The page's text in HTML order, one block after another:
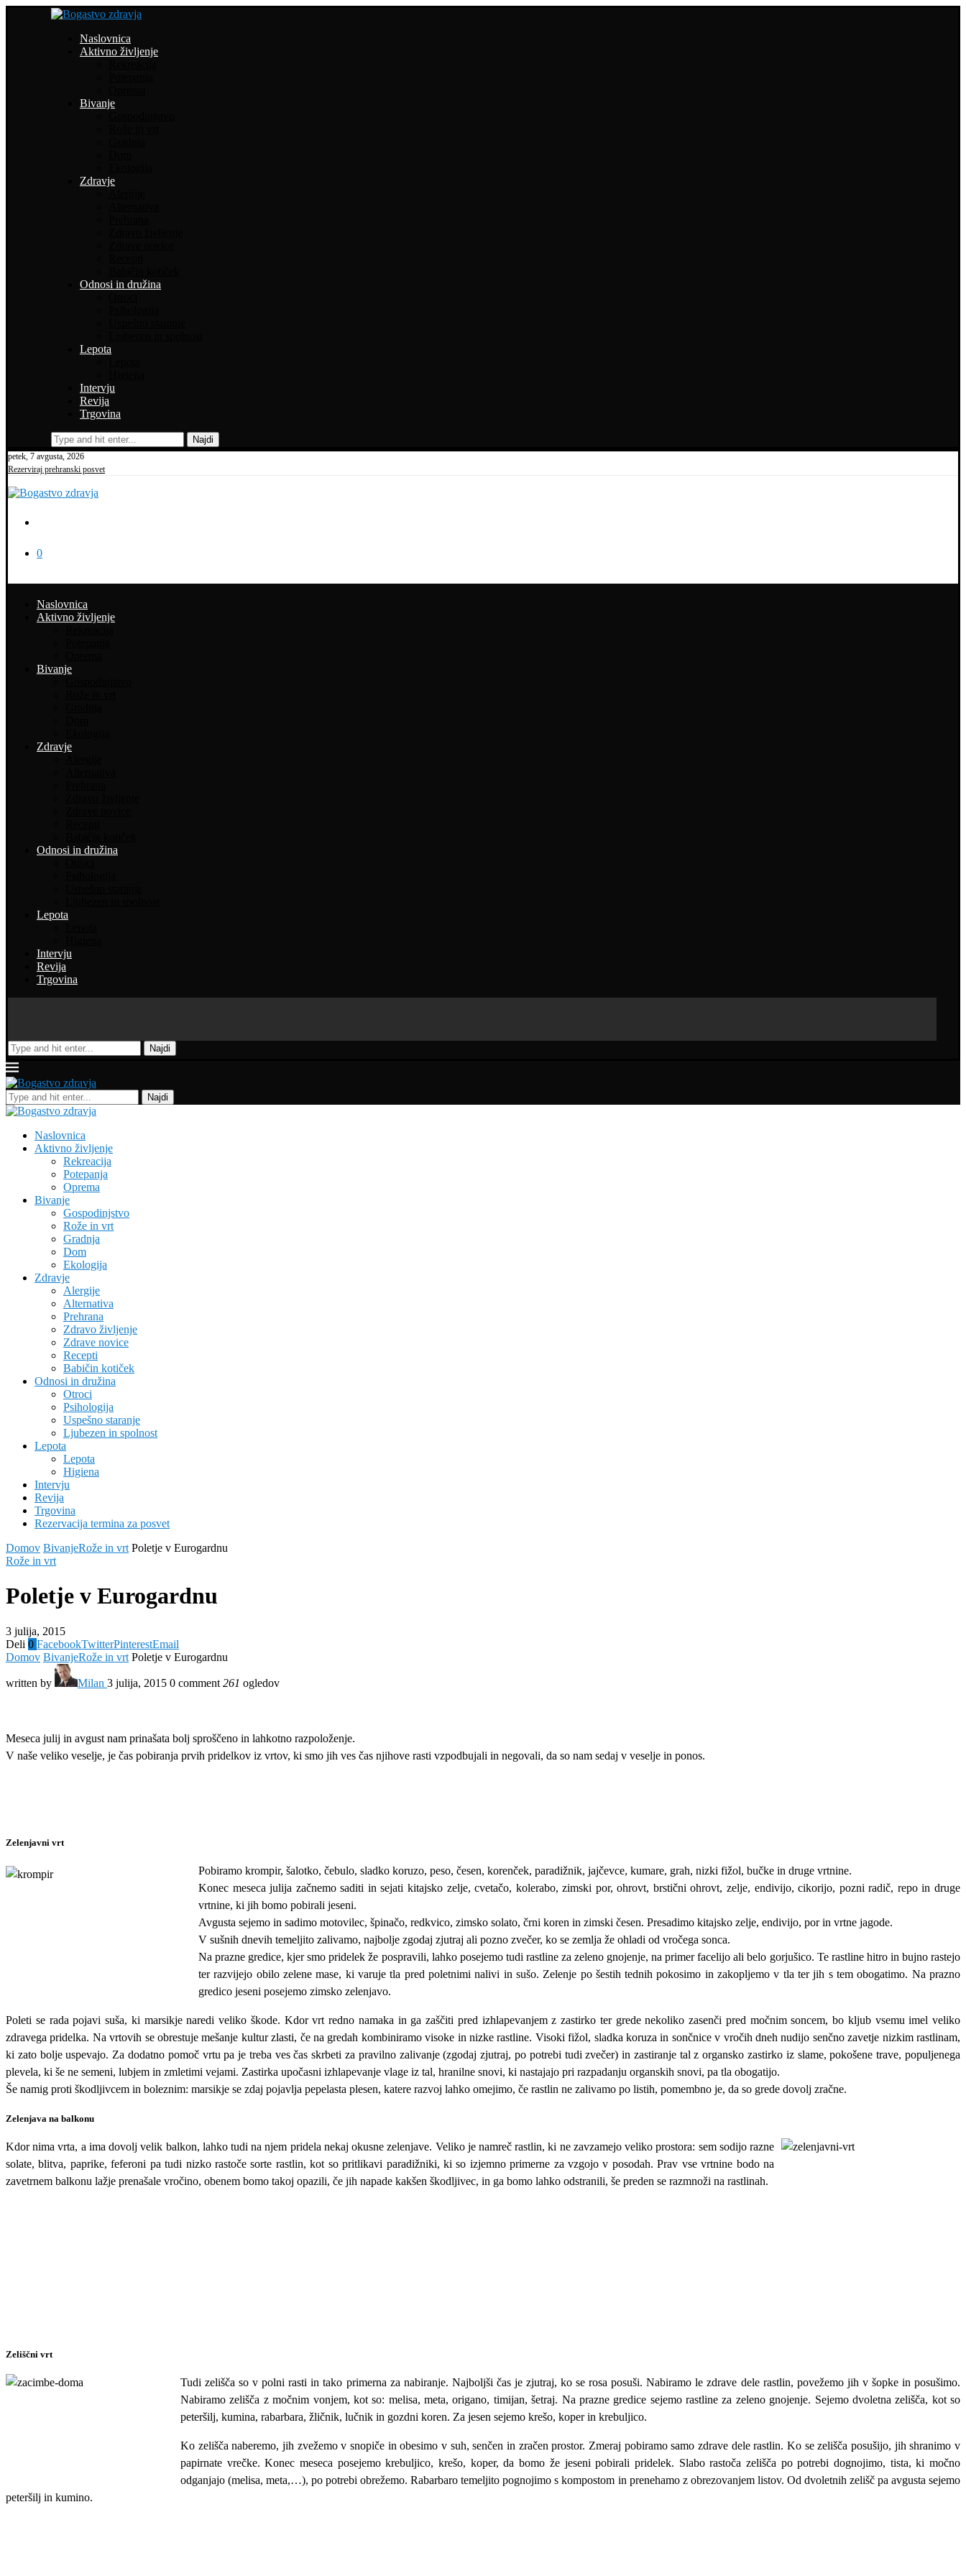
Naslovnica
Aktivno življenje
Bivanje
Zdravje
Odnosi in družina
Lepota
Intervju
Revija
Trgovina
Najdi
petek, 7 avgusta, 2026
Rezerviraj prehranski posvet
0
Naslovnica
Aktivno življenje
Bivanje
Zdravje
Odnosi in družina
Lepota
Intervju
Revija
Trgovina
Najdi
Najdi
Naslovnica
Aktivno življenje
Rekreacija
Potepanja
Oprema
Bivanje
Gospodinjstvo
Rože in vrt
Gradnja
Dom
Ekologija
Zdravje
Alergije
Alternativa
Prehrana
Zdravo življenje
Zdrave novice
Recepti
Babičin kotiček
Odnosi in družina
Otroci
Psihologija
Uspešno staranje
Ljubezen in spolnost
Lepota
Lepota
Higiena
Intervju
Revija
Trgovina
Rezervacija termina za posvet
Domov BivanjeRože in vrt Poletje v Eurogardnu
Rože in vrt
Poletje v Eurogardnu
3 julija, 2015
Deli 0 FacebookTwitterPinterestEmail
Domov BivanjeRože in vrt Poletje v Eurogardnu
written by Milan 3 julija, 2015 0 comment 261 ogledov
Meseca julij in avgust nam prinašata bolj sproščeno in lahkotno razpoloženje.
V naše veliko veselje, je čas pobiranja prvih pridelkov iz vrtov, ki smo jih ves čas njihove rasti vzpodbujali in negovali, da so nam sedaj v veselje in ponos.
Zelenjavni vrt
Pobiramo krompir, šalotko, čebulo, sladko koruzo, peso, česen, korenček, paradižnik, jajčevce, kumare, grah, nizki fižol, bučke in druge vrtnine.
Konec meseca julija začnemo saditi in sejati kitajsko zelje, cvetačo, kolerabo, zimski por, ohrovt, brstični ohrovt, zelje, endivijo, cikorijo, pozni radič, repo in druge
vrtnine, ki jih bomo pobirali jeseni.
Avgusta sejemo in sadimo motovilec, špinačo, redkvico, zimsko solato, črni koren in zimski česen. Presadimo kitajsko zelje, endivijo, por in vrtne jagode.
V sušnih dnevih temeljito zalivamo, najbolje zgodaj zjutraj ali pozno zvečer, ko se zemlja že ohladi od vročega sonca.
Na prazne gredice, kjer smo pridelek že pospravili, lahko posejemo tudi rastline za zeleno gnojenje, na primer facelijo ali belo gorjušico. Te rastline hitro in bujno rastejo
ter razvijejo obilo zelene mase, ki varuje tla pred poletnimi nalivi in sušo. Zelenje po šestih tednih pokosimo in zakopljemo v tla ter jih s tem obogatimo. Na prazno
gredico jeseni posejemo zimsko zelenjavo.
Poleti se rada pojavi suša, ki marsikje naredi veliko škode. Kdor vrt redno namaka in ga zaščiti pred izhlapevanjem z zastirko ter grede nekoliko zasenči pred močnim soncem, bo kljub vsemu imel veliko
zdravega pridelka. Na vrtovih se obrestuje mešanje kultur zlasti, če na gredah kombiniramo visoke in nizke rastline. Visoki fižol, sladka koruza in sončnice v vročih dneh nudijo senčno zavetje nizkim rastlinam,
ki zato bolje uspevajo. Za dodatno pomoč vrtu pa je treba ves čas skrbeti za pravilno zalivanje (zgodaj zjutraj, po potrebi tudi zvečer) in zastiranje tal z organsko zastirko iz slame, pokošene trave, populjenega
plevela, ki še ne semeni, lubjem in zmletimi vejami. Zastirka upočasni izhlapevanje vlage iz tal, hranilne snovi, ki nastajajo pri razpadanju organskih snovi, pa tla obogatijo.
Še namig proti škodljivcem in boleznim: marsikje se zdaj pojavlja pepelasta plesen, katere razvoj lahko omejimo, če rastlin ne zalivamo po listih, pomembno je, da so grede dovolj zračne.
Zelenjava na balkonu
Kdor nima vrta, a ima dovolj velik balkon, lahko tudi na njem pridela nekaj okusne zelenjave. Veliko je namreč rastlin, ki ne zavzamejo veliko prostora: sem sodijo razne
solate, blitva, paprike, feferoni pa tudi nizko rastoče sorte rastlin, kot so pritlikavi paradižniki, ki so izjemno primerne za vzgojo v posodah. Prav vse vrtnine bodo na
zavetrnem balkonu lažje prenašale vročino, obenem bomo takoj opazili, če jih napade kakšen škodljivec, in ga bomo lahko odstranili, še preden se razmnoži na rastlinah.
Zeliščni vrt
Tudi zelišča so v polni rasti in tako primerna za nabiranje. Najboljši čas je zjutraj, ko se rosa posuši. Nabiramo le zdrave dele rastlin, povežemo jih v šopke in posušimo.
Nabiramo zelišča z močnim vonjem, kot so: melisa, meta, origano, timijan, šetraj. Na prazne gredice sejemo rastline za zeleno gnojenje. Sejemo dvoletna zelišča, kot so
peteršilj, kumina, rabarbara, žličnik, lučnik in gozdni koren. Za jesen sejemo krešo, koper in krebuljico.
Ko zelišča naberemo, jih zvežemo v snopiče in obesimo v suh, senčen in zračen prostor. Zmeraj pobiramo samo zdrave dele rastlin. Ko se zelišča posušijo, jih shranimo v
papirnate vrečke. Konec meseca posejemo krebuljico, krešo, koper, da bomo že jeseni pobirali pridelek. Slabo rastoča zelišča po potrebi dognojimo, tista, ki močno
odganjajo (melisa, meta,…), po potrebi obrežemo. Rabarbaro temeljito pognojimo s kompostom in prenehamo z obrezovanjem listov. Od dvoletnih zelišč pa avgusta sejemo
peteršilj in kumino.